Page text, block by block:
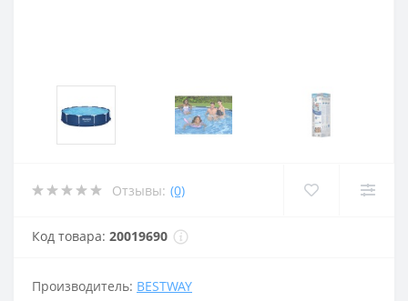
Отзывы: (0)
Код товара: 20019690
Производитель: BESTWAY